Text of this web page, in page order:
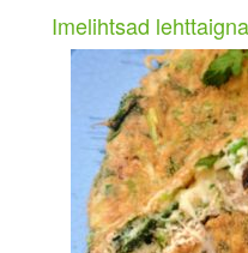
Imelihtsad